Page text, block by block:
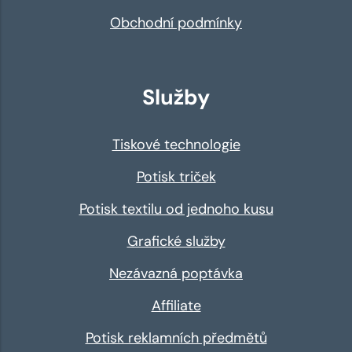
Obchodní podmínky
Služby
Tiskové technologie
Potisk triček
Potisk textilu od jednoho kusu
Grafické služby
Nezávazná poptávka
Affiliate
Potisk reklamních předmětů